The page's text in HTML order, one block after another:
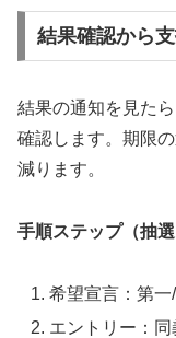
結果確認から
結果の通知を見た
確認します。期限
減ります。
手順ステップ（抽選
希望宣言：第
エントリー：